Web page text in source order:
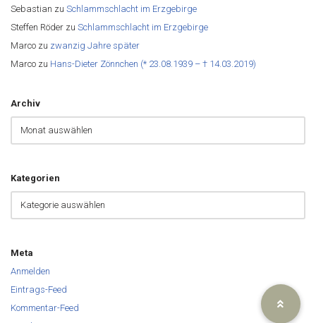
Sebastian zu Schlammschlacht im Erzgebirge
Steffen Röder zu Schlammschlacht im Erzgebirge
Marco zu zwanzig Jahre später
Marco zu Hans-Dieter Zönnchen (* 23.08.1939 – † 14.03.2019)
Archiv
Kategorien
Meta
Anmelden
Eintrags-Feed
Kommentar-Feed